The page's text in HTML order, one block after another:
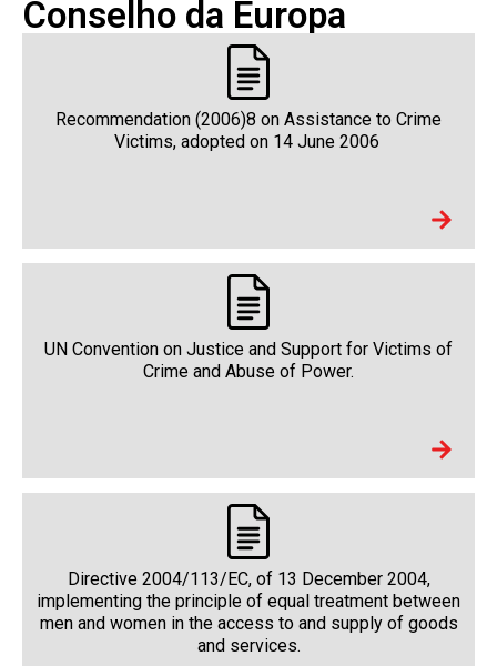
Conselho da Europa
Recommendation (2006)8 on Assistance to Crime
Victims, adopted on 14 June 2006
UN Convention on Justice and Support for Victims of
Crime and Abuse of Power.
Directive 2004/113/EC, of 13 December 2004,
implementing the principle of equal treatment between
men and women in the access to and supply of goods
and services.